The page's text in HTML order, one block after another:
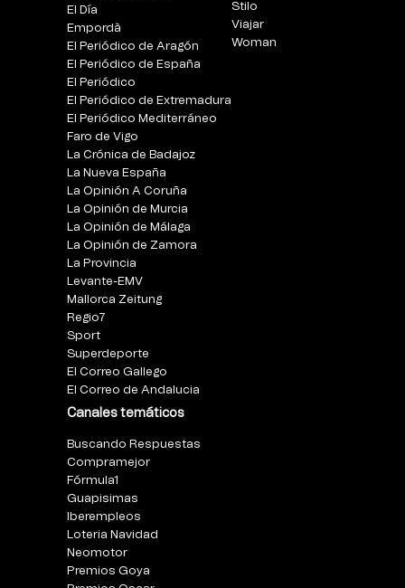
El Día
Empordà
El Periódico de Aragón
El Periódico de España
El Periódico
El Periódico de Extremadura
El Periódico Mediterráneo
Faro de Vigo
La Crónica de Badajoz
La Nueva España
La Opinión A Coruña
La Opinión de Murcia
La Opinión de Málaga
La Opinión de Zamora
La Provincia
Levante-EMV
Mallorca Zeitung
Regio7
Sport
Superdeporte
El Correo Gallego
El Correo de Andalucia
Canales temáticos
Buscando Respuestas
Compramejor
Fórmula1
Guapisimas
Iberempleos
Loteria Navidad
Neomotor
Premios Goya
Stilo
Viajar
Woman